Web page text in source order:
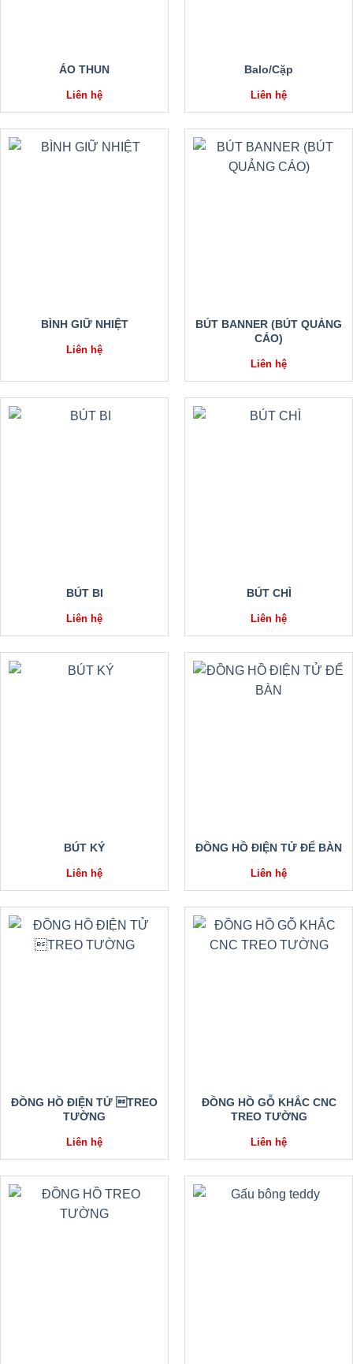
ÁO THUN
Liên hệ
Balo/Cặp
Liên hệ
BÌNH GIỮ NHIỆT
Liên hệ
BÚT BANNER (BÚT QUẢNG
CÁO)
Liên hệ
BÚT BI
Liên hệ
BÚT CHÌ
Liên hệ
BÚT KÝ
Liên hệ
ĐỒNG HỒ ĐIỆN TỬ ĐỂ BÀN
Liên hệ
ĐỒNG HỒ ĐIỆN TỬ TREO
TƯỜNG
Liên hệ
ĐỒNG HỒ GỖ KHẮC CNC
TREO TƯỜNG
Liên hệ